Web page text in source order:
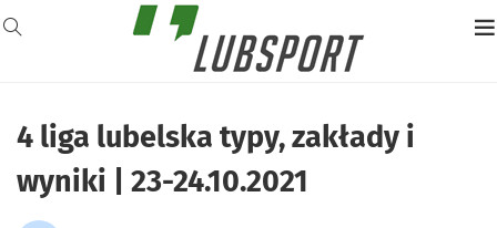
4 liga lubelska typy, zakłady i
wyniki | 23-24.10.2021